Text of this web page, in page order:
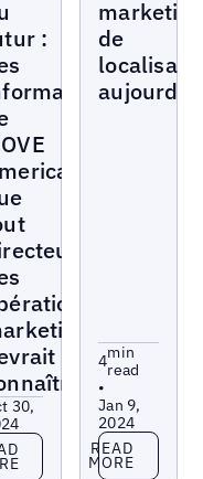
:
30,
more
de
4min
read
•
Jan 9,
2024
Read more
READ
MORE